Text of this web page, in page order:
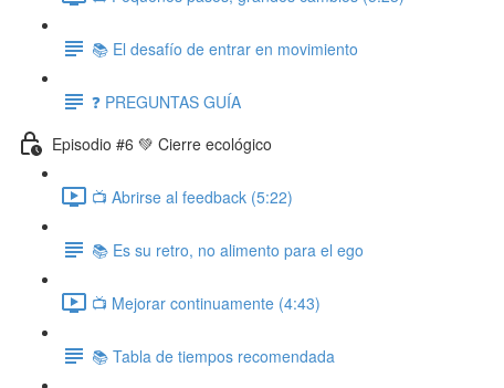
📚 El desafío de entrar en movimiento
❓ PREGUNTAS GUÍA
Episodio #6 💚 Cierre ecológico
📺 Abrirse al feedback (5:22)
📚 Es su retro, no alimento para el ego
📺 Mejorar continuamente (4:43)
📚 Tabla de tiempos recomendada